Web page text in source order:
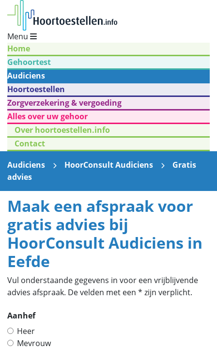
Menu
Home
Gehoortest
Audiciens
Hoortoestellen
Zorgverzekering & vergoeding
Alles over uw gehoor
Over hoortoestellen.info
Contact
Audiciens
HoorConsult Audiciens
Gratis
advies
Maak een afspraak voor
gratis advies bij
HoorConsult Audiciens in
Eefde
Vul onderstaande gegevens in voor een vrijblijvende
advies afspraak. De velden met een * zijn verplicht.
Aanhef
Heer
Mevrouw